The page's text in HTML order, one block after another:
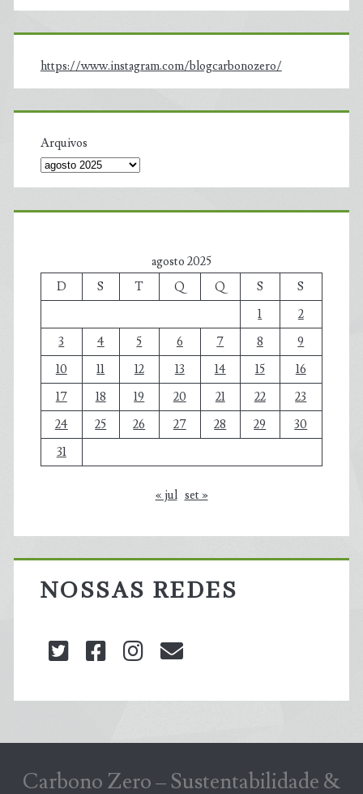
https://www.instagram.com/blogcarbonozero/
Arquivos
agosto 2025
D
S T Q Q S
S
1
2
3
4 5 6 7 8
9
10
11 12 13 14 15
16
17
18 19 20 21 22
23
24
25 26 27 28 29
30
31
« jul set »
NOSSAS REDES
twitterfacebookinstagram
Carbono Zero – Sustentabilidade &